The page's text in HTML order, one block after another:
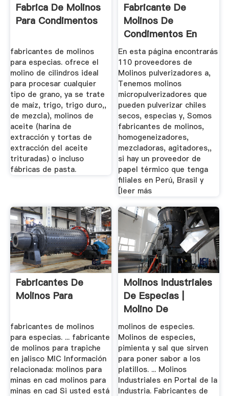
Fabrica De Molinos
Para Condimentos
fabricantes de molinos
para especias. ofrece el
molino de cilindros ideal
para procesar cualquier
tipo de grano, ya se trate
de maíz, trigo, trigo duro,,
de mezcla), molinos de
aceite (harina de
extracción y tortas de
extracción del aceite
trituradas) o incluso
fábricas de pasta.
Fabricante De
Molinos De
Condimentos En
Peru
En esta página encontrarás
110 proveedores de
Molinos pulverizadores a,
Tenemos molinos
micropulverizadores que
pueden pulverizar chiles
secos, especias y, Somos
fabricantes de molinos,
homogeneizadores,
mezcladoras, agitadores,,
si hay un proveedor de
papel térmico que tenga
filiales en Perú, Brasil y
[leer más
Fabricantes De
Molinos Para
fabricantes de molinos
para especias. ... fabricante
de molinos para trapiche
en jalisco MIC Información
relacionada: molinos para
minas en cad molinos para
minas en cad Si usted está
Molinos Industriales
De Especias |
Molino De
Bolas,Barita ...
molinos de especies.
Molinos de especies,
pimienta y sal que sirven
para poner sabor a los
platillos. ... Molinos
Industriales en Portal de la
Industria. Fabricantes de